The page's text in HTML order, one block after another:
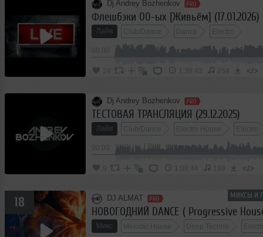
Dj Andrey Bozhenkov
Флешбэки 00-ых [Живьём] (17.01.2026)
Лайв Club/Dance Dance Electro
24 1:36:43 254 </>
Dj Andrey Bozhenkov
ТЕСТОВАЯ ТРАНСЛЯЦИЯ (29.12.2025)
Лайв Club/Dance Electro House Electro
9 </>
МИКСЫ И
18 DJ ALMAT
Микс Melodic House Deep Techno